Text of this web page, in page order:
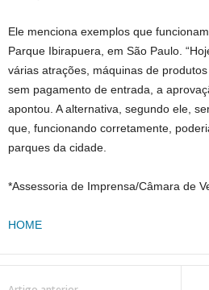
Ele menciona exemplos que
Parque Ibirapuera, em São Paulo.
várias atrações, máquinas de
sem pagamento de entrada, a
apontou. A alternativa, segundo ele,
que, funcionando corretamente,
parques da cidade.
*Assessoria de Imprensa/Câmara de
HOME